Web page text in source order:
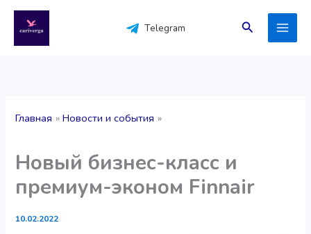
содержимому
Telegram Поиск
Главная Новости и события
Новый бизнес-класс и
премиум-эконом Finnair
10.02.2022